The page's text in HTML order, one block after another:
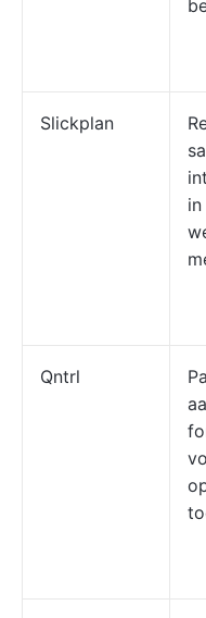
Slickplan
Qntrl